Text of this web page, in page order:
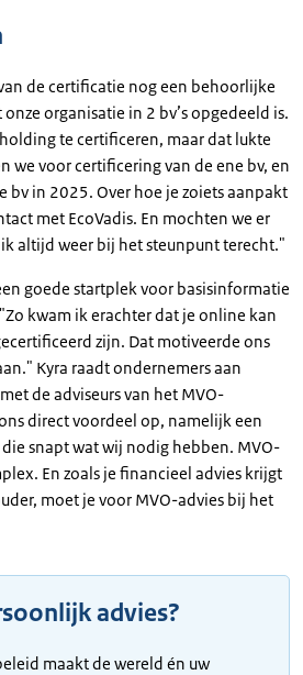
de certificatie nog een behoorlijke
organisatie in 2 bv’s opgedeeld is.
te certificeren, maar dat lukte
we voor certificering van de ene bv, en
bv in 2025. Over hoe je zoiets aanpakt
met EcoVadis. En mochten we er
altijd weer bij het steunpunt terecht."
goede startplek voor basisinformatie
kwam ik erachter dat je online kan
zijn. Dat motiveerde ons
Kyra raadt ondernemers aan
de adviseurs van het MVO-
direct voordeel op, namelijk een
snapt wat wij nodig hebben. MVO-
En zoals je financieel advies krijgt
moet je voor MVO-advies bij het
advies?
maakt de wereld én uw